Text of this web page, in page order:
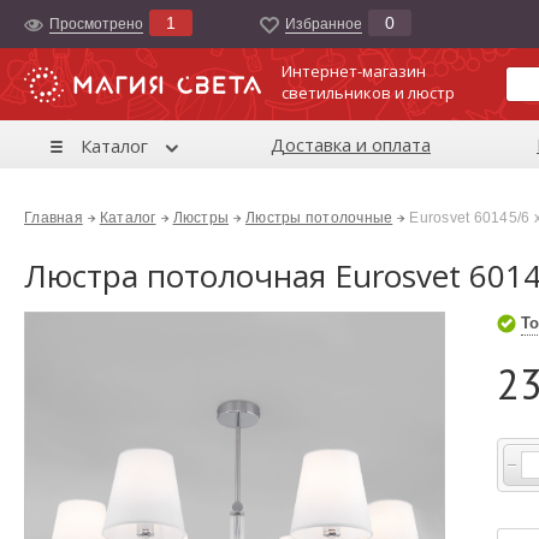
Просмотрено 1 Избранноe 0
Интернет-магазин
светильников и люстр
Каталог Доставка и оплата
Главная Каталог Люстры Люстры потолочные Eurosvet 60145/6
Люстра потолочная Eurosvet